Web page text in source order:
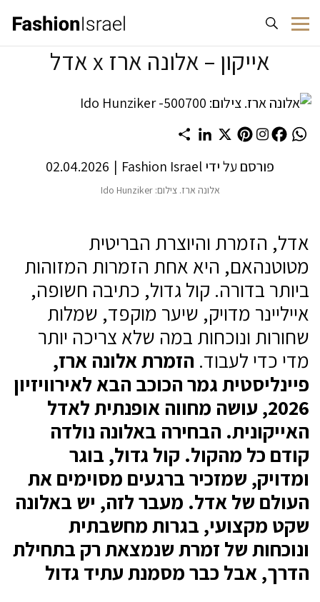
אייקון – אלונה ארז x אדל
WhatsApp
Facebook
Pinterest
X
LinkedIn
Share
פורסם על ידיFashion Israel
|
02.04.2026
אלונה ארז. צילום: Ido Hunziker
אדל, הזמרת והיוצרת הבריטית
מטוטנהאם, היא אחת הזמרות המזוהות
ביותר בדורה. קול גדול, כתיבה חשופה,
אייליינר מדויק, שיער מוקפד, שמלות
שחורות ונוכחות במה שלא צריכה יותר
מדי כדי לעבוד. הזמרת אלונה ארז,
פיינליסטית גמר הכוכב הבא לאירוויזיון
2026, עושה מחווה אופנתית לאדל
האייקונית. הבחירה באלונה נולדה
קודם כל מהקול. קול גדול, בוגר
ומדויק, שמזכיר ברגעים מסוימים את
העולם של אדל. מעבר לזה, יש באלונה
שקט מקצועי, בגרות מחשבתית
ונוכחות של זמרת שנמצאת רק בתחילת
הדרך, אבל כבר מסמנת עתיד גדול